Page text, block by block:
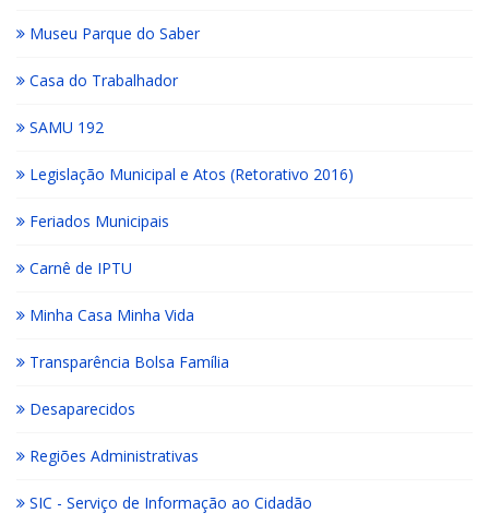
Museu Parque do Saber
Casa do Trabalhador
SAMU 192
Legislação Municipal e Atos (Retorativo 2016)
Feriados Municipais
Carnê de IPTU
Minha Casa Minha Vida
Transparência Bolsa Família
Desaparecidos
Regiões Administrativas
SIC - Serviço de Informação ao Cidadão